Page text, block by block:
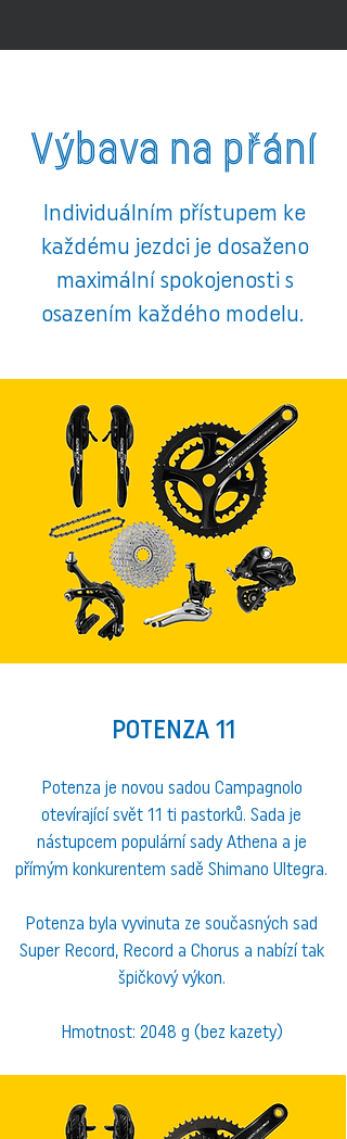
Výbava na přání
Individuálním přístupem ke
každému jezdci je dosaženo
maximální spokojenosti s
osazením každého modelu.
Potenza je novou sadou Campagnolo
otevírající svět 11 ti pastorků. Sada je
nástupcem populární sady Athena a je
přímým konkurentem sadě Shimano Ultegra.
Potenza byla vyvinuta ze současných sad
Super Record, Record a Chorus a nabízí tak
špičkový výkon.
Hmotnost: 2048 g (bez kazety)
POTENZA 11